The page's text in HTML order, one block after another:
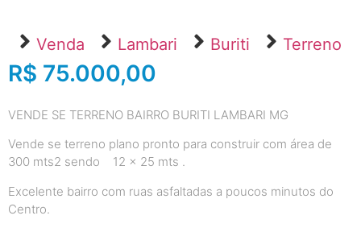
Venda Lambari Buriti Terreno
R$ 75.000,00
VENDE SE TERRENO BAIRRO BURITI LAMBARI MG
Vende se terreno plano pronto para construir com área de
300 mts2 sendo 12 x 25 mts .
Excelente bairro com ruas asfaltadas a poucos minutos do
Centro.